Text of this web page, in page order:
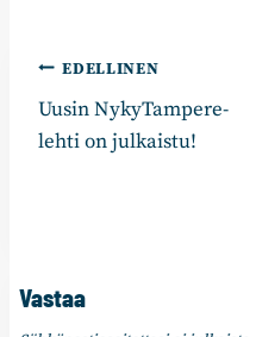
Artikkelien
selaus
EDELLINEN
Uusin NykyTampere-
lehti on julkaistu!
Vastaa